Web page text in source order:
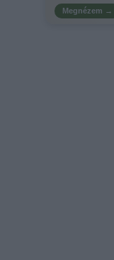
Megnézem →